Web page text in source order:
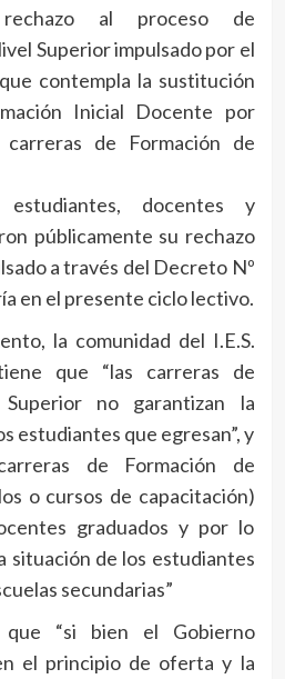
al proceso de
Superior impulsado por el
contempla la sustitución
Inicial Docente por
de Formación de
docentes y
públicamente su rechazo
a través del Decreto Nº
en el presente ciclo lectivo.
la comunidad del I.E.S.
que “las carreras de
Superior no garantizan la
estudiantes que egresan”, y
de Formación de
o cursos de capacitación)
graduados y por lo
situación de los estudiantes
secundarias”
que “si bien el Gobierno
el principio de oferta y la